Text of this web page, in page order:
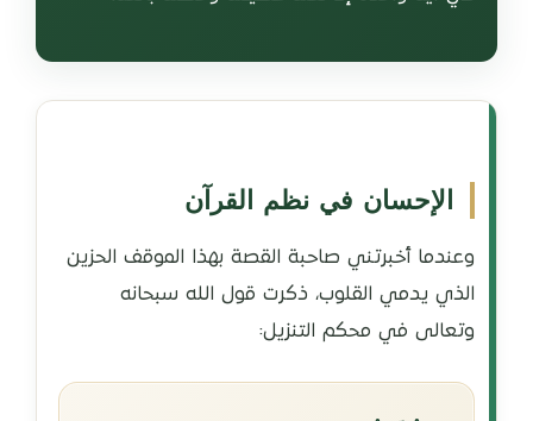
الإحسان في نظم القرآن
وعندما أخبرتني صاحبة القصة بهذا الموقف الحزين
الذي يدمي القلوب، ذكرت قول الله سبحانه
وتعالى في محكم التنزيل: